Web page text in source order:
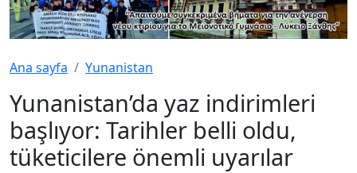
Ana sayfa Yunanistan
Yunanistan’da yaz indirimleri
başlıyor: Tarihler belli oldu,
tüketicilere önemli uyarılar